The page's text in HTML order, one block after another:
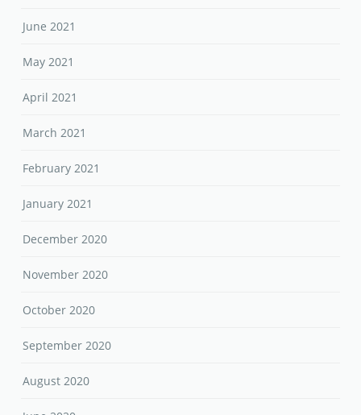
June 2021
May 2021
April 2021
March 2021
February 2021
January 2021
December 2020
November 2020
October 2020
September 2020
August 2020